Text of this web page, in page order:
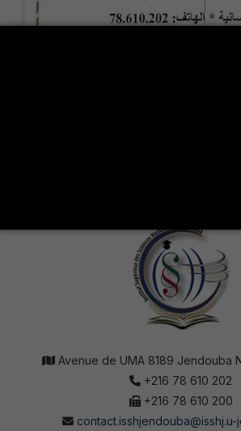
Avenue de UMA 8189 Jendouba
+216 78 610 202
+216 78 610 200